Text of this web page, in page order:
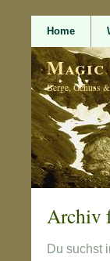
Home
Magic
Berge, Genuss
Archiv
Du suchst